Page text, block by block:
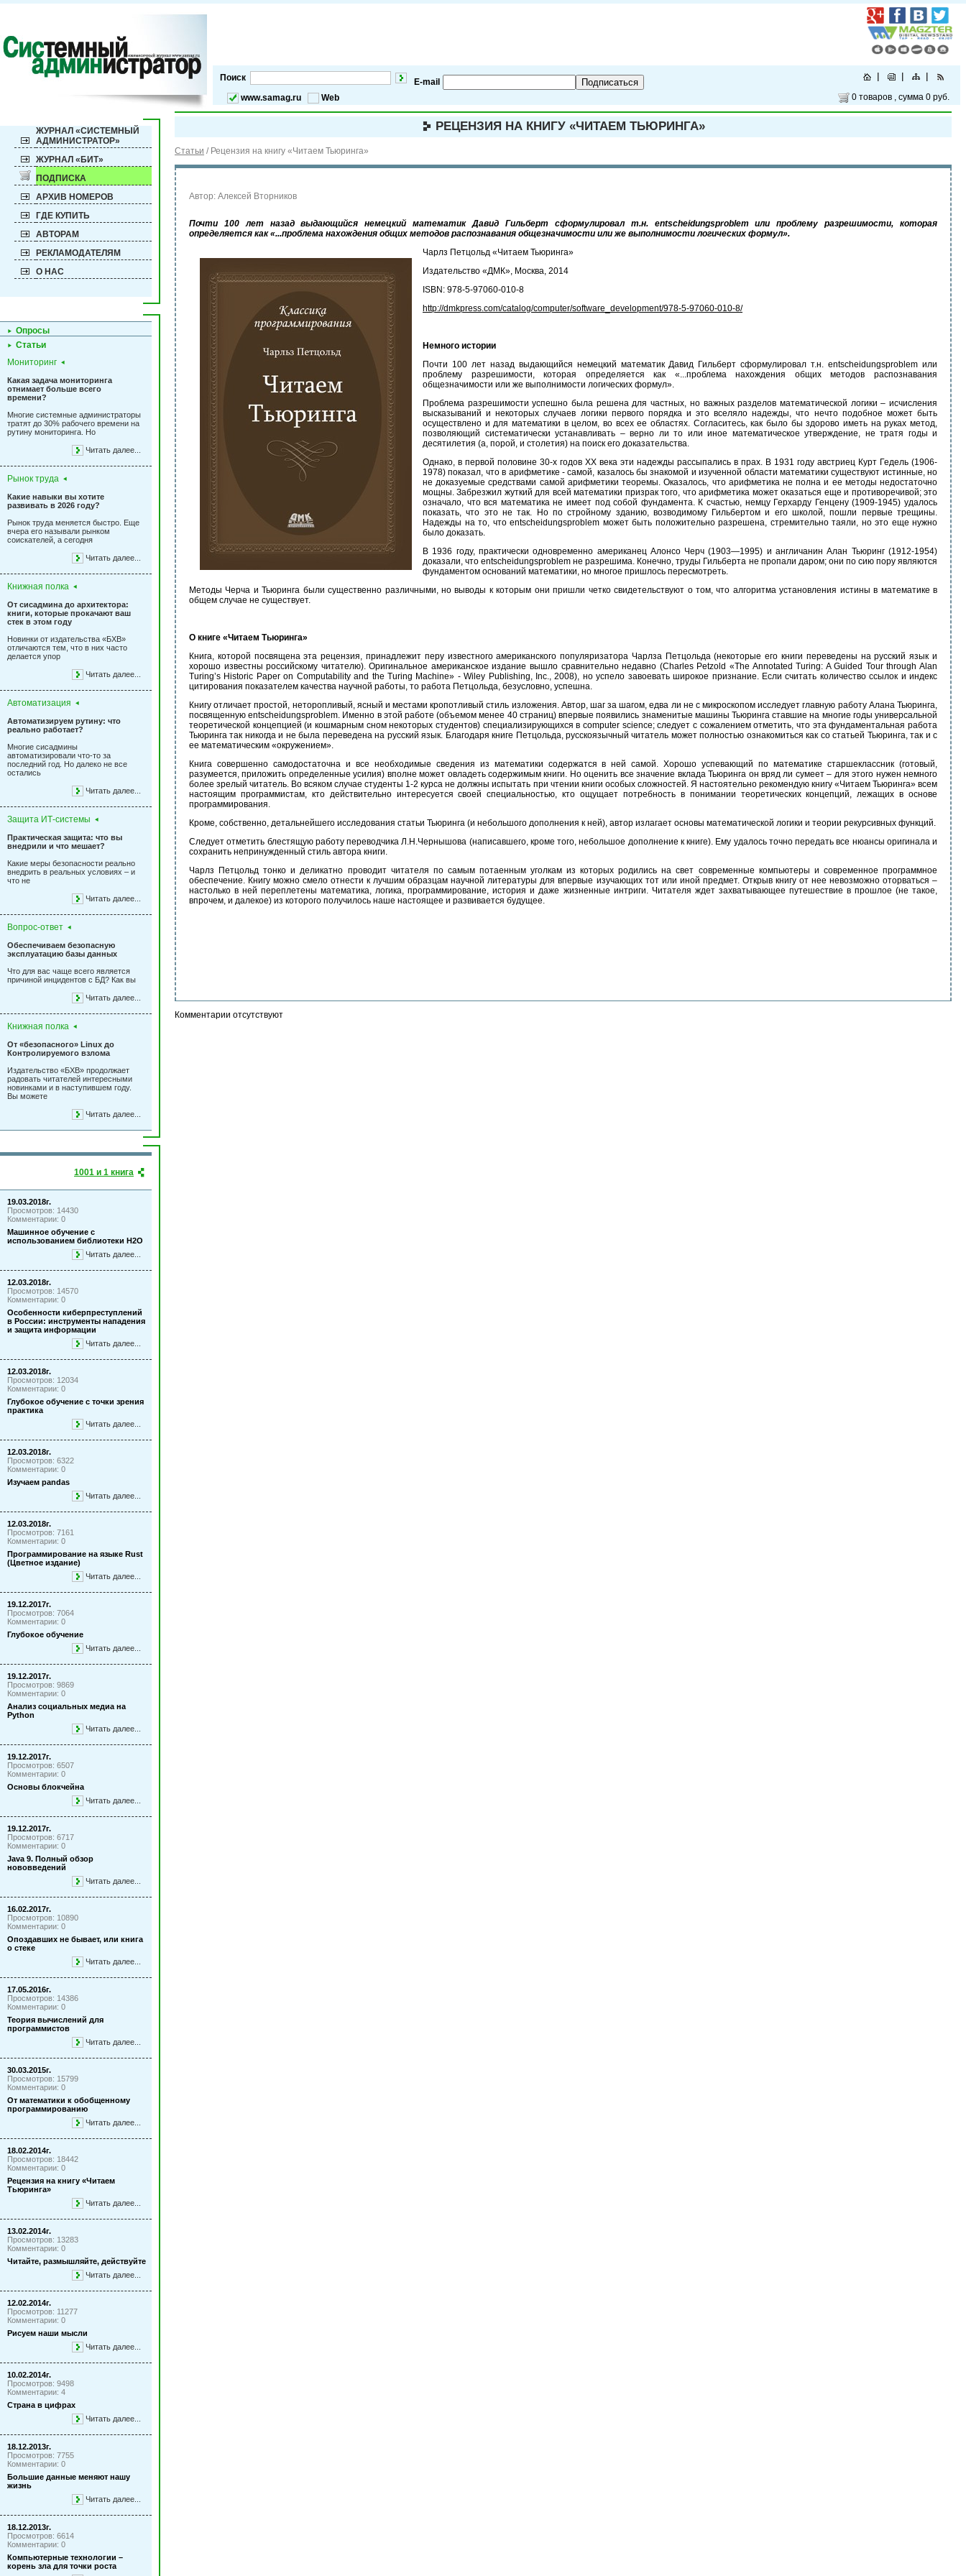
Поиск E-mail Подписаться
www.samag.ru Web 0 товаров , сумма 0 руб.
ЖУРНАЛ «СИСТЕМНЫЙ
АДМИНИСТРАТОР»
ЖУРНАЛ «БИТ»
ПОДПИСКА
АРХИВ НОМЕРОВ
ГДЕ КУПИТЬ
АВТОРАМ
РЕКЛАМОДАТЕЛЯМ
О НАС
Опросы
Статьи
Мониторинг
Какая задача мониторинга
отнимает больше всего
времени?
Многие системные администраторы
тратят до 30% рабочего времени на
рутину мониторинга. Но
Читать далее...
Рынок труда
Какие навыки вы хотите
развивать в 2026 году?
Рынок труда меняется быстро. Еще
вчера его называли рынком
соискателей, а сегодня
Читать далее...
Книжная полка
От сисадмина до архитектора:
книги, которые прокачают ваш
стек в этом году
Новинки от издательства «БХВ»
отличаются тем, что в них часто
делается упор
Читать далее...
Автоматизация
Автоматизируем рутину: что
реально работает?
Многие сисадмины
автоматизировали что-то за
последний год. Но далеко не все
остались
Читать далее...
Защита ИТ-системы
Практическая защита: что вы
внедрили и что мешает?
Какие меры безопасности реально
внедрить в реальных условиях – и
что не
Читать далее...
Вопрос-ответ
Обеспечиваем безопасную
эксплуатацию базы данных
Что для вас чаще всего является
причиной инцидентов с БД? Как вы
Читать далее...
Книжная полка
От «безопасного» Linux до
Контролируемого взлома
Издательство «БХВ» продолжает
радовать читателей интересными
новинками и в наступившем году.
Вы можете
Читать далее...
1001 и 1 книга
19.03.2018г.
Просмотров: 14430
Комментарии: 0
Машинное обучение с
использованием библиотеки Н2О
Читать далее...
12.03.2018г.
Просмотров: 14570
Комментарии: 0
Особенности киберпреступлений
в России: инструменты нападения
и защита информации
Читать далее...
12.03.2018г.
Просмотров: 12034
Комментарии: 0
Глубокое обучение с точки зрения
практика
Читать далее...
12.03.2018г.
Просмотров: 6322
Комментарии: 0
Изучаем pandas
Читать далее...
12.03.2018г.
Просмотров: 7161
Комментарии: 0
Программирование на языке Rust
(Цветное издание)
Читать далее...
19.12.2017г.
Просмотров: 7064
Комментарии: 0
Глубокое обучение
Читать далее...
19.12.2017г.
Просмотров: 9869
Комментарии: 0
Анализ социальных медиа на
Python
Читать далее...
19.12.2017г.
Просмотров: 6507
Комментарии: 0
Основы блокчейна
Читать далее...
19.12.2017г.
Просмотров: 6717
Комментарии: 0
Java 9. Полный обзор
нововведений
Читать далее...
16.02.2017г.
Просмотров: 10890
Комментарии: 0
Опоздавших не бывает, или книга
о стеке
Читать далее...
17.05.2016г.
Просмотров: 14386
Комментарии: 0
Теория вычислений для
программистов
Читать далее...
30.03.2015г.
Просмотров: 15799
Комментарии: 0
От математики к обобщенному
программированию
Читать далее...
18.02.2014г.
Просмотров: 18442
Комментарии: 0
Рецензия на книгу «Читаем
Тьюринга»
Читать далее...
13.02.2014г.
Просмотров: 13283
Комментарии: 0
Читайте, размышляйте, действуйте
Читать далее...
12.02.2014г.
Просмотров: 11277
Комментарии: 0
Рисуем наши мысли
Читать далее...
10.02.2014г.
Просмотров: 9498
Комментарии: 4
Страна в цифрах
Читать далее...
18.12.2013г.
Просмотров: 7755
Комментарии: 0
Большие данные меняют нашу
жизнь
Читать далее...
18.12.2013г.
Просмотров: 6614
Комментарии: 0
Компьютерные технологии –
корень зла для точки роста
РЕЦЕНЗИЯ НА КНИГУ «ЧИТАЕМ ТЬЮРИНГА»
Статьи / Рецензия на книгу «Читаем Тьюринга»
Автор: Алексей Вторников
Почти 100 лет назад выдающийся немецкий математик Давид Гильберт сформулировал т.н. entscheidungsproblem или проблему разрешимости, которая
определяется как «...проблема нахождения общих методов распознавания общезначимости или же выполнимости логических формул».
Чарлз Петцольд «Читаем Тьюринга»
Издательство «ДМК», Москва, 2014
ISBN: 978-5-97060-010-8
http://dmkpress.com/catalog/computer/software_development/978-5-97060-010-8/
Немного истории
Почти 100 лет назад выдающийся немецкий математик Давид Гильберт сформулировал т.н. entscheidungsproblem или
проблему разрешимости, которая определяется как «...проблема нахождения общих методов распознавания
общезначимости или же выполнимости логических формул».
Проблема разрешимости успешно была решена для частных, но важных разделов математической логики – исчисления
высказываний и некоторых случаев логики первого порядка и это вселяло надежды, что нечто подобное может быть
осуществлено и для математики в целом, во всех ее областях. Согласитесь, как было бы здорово иметь на руках метод,
позволяющий систематически устанавливать – верно ли то или иное математическое утверждение, не тратя годы и
десятилетия (а, порой, и столетия) на поиск его доказательства.
Однако, в первой половине 30-х годов XX века эти надежды рассыпались в прах. В 1931 году австриец Курт Гедель (1906-
1978) показал, что в арифметике - самой, казалось бы знакомой и изученной области математики существуют истинные, но
не доказуемые средствами самой арифметики теоремы. Оказалось, что арифметика не полна и ее методы недостаточно
мощны. Забрезжил жуткий для всей математики призрак того, что арифметика может оказаться еще и противоречивой; это
означало, что вся математика не имеет под собой фундамента. К счастью, немцу Герхарду Генцену (1909-1945) удалось
показать, что это не так. Но по стройному зданию, возводимому Гильбертом и его школой, пошли первые трещины.
Надежды на то, что entscheidungsproblem может быть положительно разрешена, стремительно таяли, но это еще нужно
было доказать.
В 1936 году, практически одновременно американец Алонсо Черч (1903—1995) и англичанин Алан Тьюринг (1912-1954)
доказали, что entscheidungsproblem не разрешима. Конечно, труды Гильберта не пропали даром; они по сию пору являются
фундаментом оснований математики, но многое пришлось пересмотреть.
Методы Черча и Тьюринга были существенно различными, но выводы к которым они пришли четко свидетельствуют о том, что алгоритма установления истины в математике в
общем случае не существует.
О книге «Читаем Тьюринга»
Книга, которой посвящена эта рецензия, принадлежит перу известного американского популяризатора Чарлза Петцольда (некоторые его книги переведены на русский язык и
хорошо известны российскому читателю). Оригинальное американское издание вышло сравнительно недавно (Charles Petzold «The Annotated Turing: A Guided Tour through Alan
Turing’s Historic Paper on Computability and the Turing Machine» - Wiley Publishing, Inc., 2008), но успело завоевать широкое признание. Если считать количество ссылок и индекс
цитирования показателем качества научной работы, то работа Петцольда, безусловно, успешна.
Книгу отличает простой, неторопливый, ясный и местами кропотливый стиль изложения. Автор, шаг за шагом, едва ли не с микроскопом исследует главную работу Алана Тьюринга,
посвященную entscheidungsproblem. Именно в этой работе (объемом менее 40 страниц) впервые появились знаменитые машины Тьюринга ставшие на многие годы универсальной
теоретической концепцией (и кошмарным сном некоторых студентов) специализирующихся в computer science; следует с сожалением отметить, что эта фундаментальная работа
Тьюринга так никогда и не была переведена на русский язык. Благодаря книге Петцольда, русскоязычный читатель может полностью ознакомиться как со статьей Тьюринга, так и с
ее математическим «окружением».
Книга совершенно самодостаточна и все необходимые сведения из математики содержатся в ней самой. Хорошо успевающий по математике старшеклассник (готовый,
разумеется, приложить определенные усилия) вполне может овладеть содержимым книги. Но оценить все значение вклада Тьюринга он вряд ли сумеет – для этого нужен немного
более зрелый читатель. Во всяком случае студенты 1-2 курса не должны испытать при чтении книги особых сложностей. Я настоятельно рекомендую книгу «Читаем Тьюринга» всем
настоящим программистам, кто действительно интересуется своей специальностью, кто ощущает потребность в понимании теоретических концепций, лежащих в основе
программирования.
Кроме, собственно, детальнейшего исследования статьи Тьюринга (и небольшого дополнения к ней), автор излагает основы математической логики и теории рекурсивных функций.
Следует отметить блестящую работу переводчика Л.Н.Чернышова (написавшего, кроме того, небольшое дополнение к книге). Ему удалось точно передать все нюансы оригинала и
сохранить непринужденный стиль автора книги.
Чарлз Петцольд тонко и деликатно проводит читателя по самым потаенным уголкам из которых родились на свет современные компьютеры и современное программное
обеспечение. Книгу можно смело отнести к лучшим образцам научной литературы для впервые изучающих тот или иной предмет. Открыв книгу от нее невозможно оторваться –
настолько в ней переплетены математика, логика, программирование, история и даже жизненные интриги. Читателя ждет захватывающее путешествие в прошлое (не такое,
впрочем, и далекое) из которого получилось наше настоящее и развивается будущее.
Комментарии отсутствуют